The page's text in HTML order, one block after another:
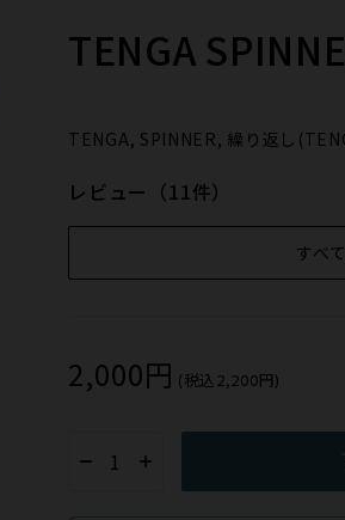
TENGA
TENGA, SPINNER, 繰り返し
レビュー（11件）
すべ
2,000円 (税込2,200円)